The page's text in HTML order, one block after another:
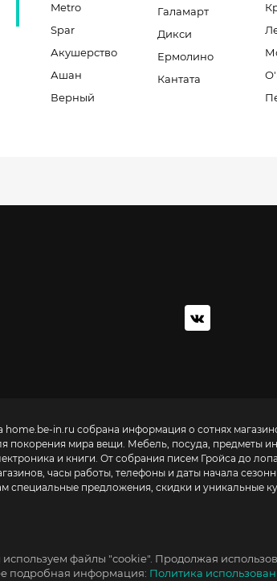
файлы "cookie". Продолжая
подробная информация: Политика
Metro
Spar
Акушерство
Ашан
Верный
Галамарт
Дикси
Ермолино
Кантата
home.be-in.ru собрана информация о сотнях
покорения мира вещи. Мебель, посуда, предметы
и книги. От собрания писем Гройса до
часы работы, телефоны и даты начала
специальные предложения, скидки и уникальные